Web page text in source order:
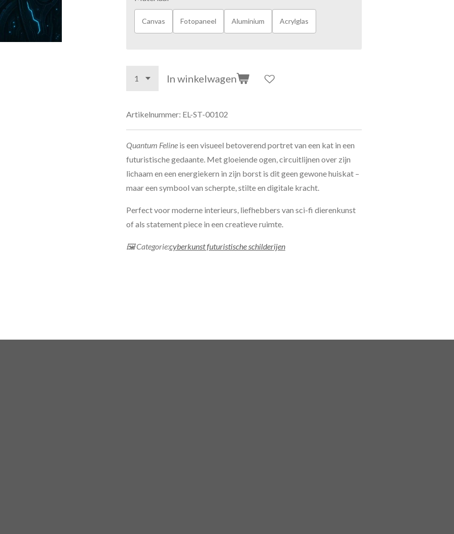
Canvas Fotopaneel Aluminium Acrylglas
In winkelwagen
Artikelnummer: EL-ST-00102
Quantum Feline is een visueel betoverend portret van een kat in een
futuristische gedaante. Met gloeiende ogen, circuitlijnen over zijn
lichaam en een energiekern in zijn borst is dit geen gewone huiskat –
maar een symbool van scherpte, stilte en digitale kracht.
Perfect voor moderne interieurs, liefhebbers van sci-fi dierenkunst
of als statement piece in een creatieve ruimte.
🖼 Categorie:cyberkunst futuristische schilderijen